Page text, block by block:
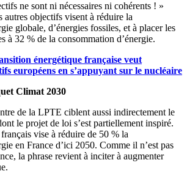
ne sont ni nécessaires ni cohérents ! »
autres objectifs visent à réduire la
globale, d’énergies fossiles, et à placer les
à 32 % de la consommation d’énergie.
énergétique française veut
européens en s’appuyant sur le nucléaire
Climat 2030
de la LPTE ciblent aussi indirectement le
le projet de loi s’est partiellement inspiré.
vise à réduire de 50 % la
en France d’ici 2050. Comme il n’est pas
la phrase revient à inciter à augmenter